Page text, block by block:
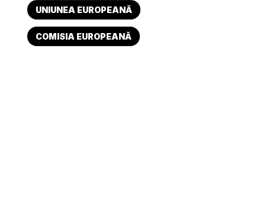
UNIUNEA EUROPEANĂ
COMISIA EUROPEANĂ